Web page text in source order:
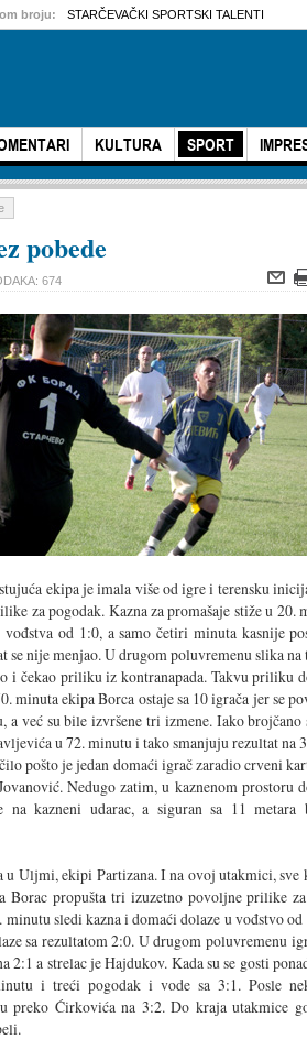
KULTURA SPORT
broju: STARČEVAČKI SPORTSKI TALENTI
pobede
674
ekipa je imala više od igre i terensku
za pogodak. Kazna za promašaje stiže u 20.
od 1:0, a samo četiri minuta kasnije
nije menjao. U drugom poluvremenu slika na
i čekao priliku iz kontranapada. Takvu priliku
minuta ekipa Borca ostaje sa 10 igrača jer se
već su bile izvršene tri izmene. Iako
u 72. minutu i tako smanjuju rezultat na
pošto je jedan domaći igrač zaradio crveni
Nedugo zatim, u kaznenom prostoru
na kazneni udarac, a siguran sa 11 metara
Uljmi, ekipi Partizana. I na ovoj utakmici, sve
propušta tri izuzetno povoljne prilike
sledi kazna i domaći dolaze u vođstvo od
sa rezultatom 2:0. U drugom poluvremenu
a strelac je Hajdukov. Kada su se gosti
i treći pogodak i vode sa 3:1. Posle
preko Ćirkovića na 3:2. Do kraja utakmice